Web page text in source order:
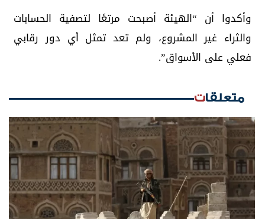
وأكدوا أن “الهيئة أصبحت مرتعًا لتصفية الحسابات
والثراء غير المشروع، ولم تعد تمثل أي دور رقابي
فعلي على الأسواق”.
متعلقات